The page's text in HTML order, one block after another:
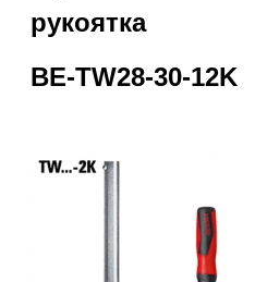
рукоятка
BE-TW28-30-12K